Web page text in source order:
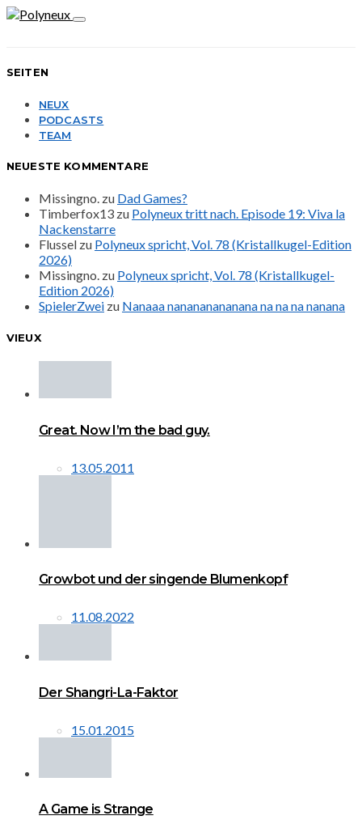
SEITEN
NEUX
PODCASTS
TEAM
NEUESTE KOMMENTARE
Missingno. zu Dad Games?
Timberfox13 zu Polyneux tritt nach. Episode 19: Viva la
Nackenstarre
Flussel zu Polyneux spricht, Vol. 78 (Kristallkugel-Edition
2026)
Missingno. zu Polyneux spricht, Vol. 78 (Kristallkugel-
Edition 2026)
SpielerZwei zu Nanaaa nanananananana na na na nanana
VIEUX
Great. Now I’m the bad guy.
13.05.2011
Growbot und der singende Blumenkopf
11.08.2022
Der Shangri-La-Faktor
15.01.2015
A Game is Strange